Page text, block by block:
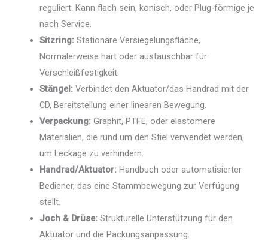
reguliert. Kann flach sein, konisch, oder Plug-förmige je
nach Service.
Sitzring: Stationäre Versiegelungsfläche,
Normalerweise hart oder austauschbar für
Verschleißfestigkeit.
Stängel: Verbindet den Aktuator/das Handrad mit der
CD, Bereitstellung einer linearen Bewegung.
Verpackung: Graphit, PTFE, oder elastomere
Materialien, die rund um den Stiel verwendet werden,
um Leckage zu verhindern.
Handrad/Aktuator: Handbuch oder automatisierter
Bediener, das eine Stammbewegung zur Verfügung
stellt.
Joch & Drüse: Strukturelle Unterstützung für den
Aktuator und die Packungsanpassung.